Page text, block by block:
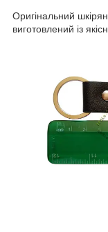
Оригінальний
виготовлений із